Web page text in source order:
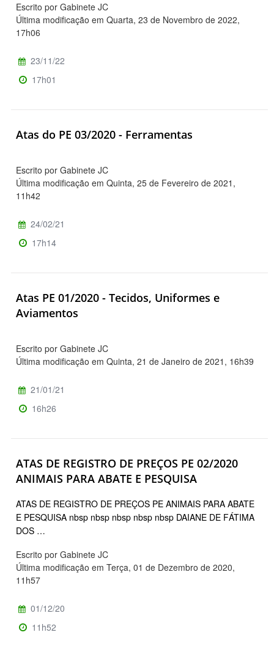
Escrito por Gabinete JC
Última modificação em Quarta, 23 de Novembro de 2022,
17h06
23/11/22
17h01
Atas do PE 03/2020 - Ferramentas
Escrito por Gabinete JC
Última modificação em Quinta, 25 de Fevereiro de 2021,
11h42
24/02/21
17h14
Atas PE 01/2020 - Tecidos, Uniformes e
Aviamentos
Escrito por Gabinete JC
Última modificação em Quinta, 21 de Janeiro de 2021, 16h39
21/01/21
16h26
ATAS DE REGISTRO DE PREÇOS PE 02/2020
ANIMAIS PARA ABATE E PESQUISA
ATAS DE REGISTRO DE PREÇOS PE ANIMAIS PARA ABATE
E PESQUISA nbsp nbsp nbsp nbsp nbsp DAIANE DE FÁTIMA
DOS …
Escrito por Gabinete JC
Última modificação em Terça, 01 de Dezembro de 2020,
11h57
01/12/20
11h52